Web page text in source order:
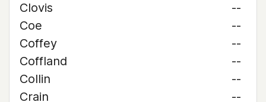
Clovis
--
Coe
--
Coffey
--
Coffland
--
Collin
--
Crain
--